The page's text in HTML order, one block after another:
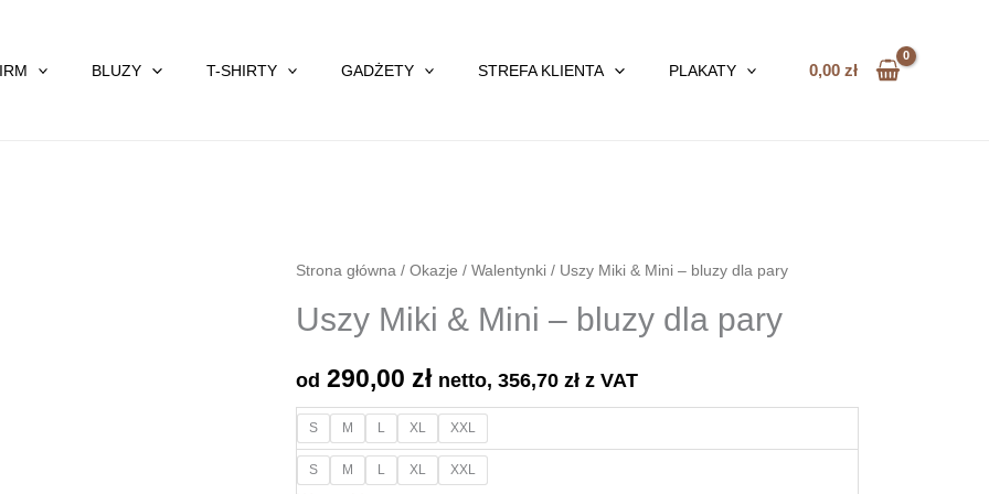
BLUZY T-SHIRTY GADŻETY STREFA KLIENTA PLAKATY 0,00zł
Strona główna /Okazje /Walentynki / Uszy Miki & Mini – bluzy dla pary
Uszy Miki & Mini – bluzy dla pary
od 290,00 zł netto,356,70zł z VAT
S M L XL XXL
S M L XL XXL